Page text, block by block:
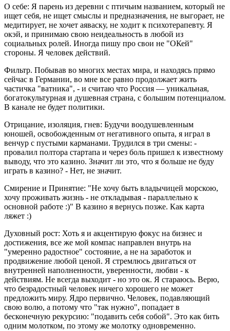
О себе: Я парень из деревни с птичьим названием, который не
ищет себя, не ищет смыслы и предназначения, не выгорает, не
медитирует, не хочет аяваску, не ходит к психотерапевту. Я
окэй, и принимаю свою неидеальность в любой из
социальных ролей. Иногда пишу про свои не "ОКей"
стороны. Я человек действий.
Фильтр. Побывав во многих местах мира, и находясь прямо
сейчас в Германии, во мне все равно продолжает жить
частичка "ватника", - и считаю что Россия — уникальная,
богатокультурная и душевная страна, с большим потенциалом.
В канале не будет политики.
Отрицание, изоляция, гнев: Будучи воодушевленным
юношей, освобожденным от негативного опыта, я играл в
венчур с пустыми карманами. Трудился в три смены: -
провалил полтора стартапа и через боль пришел к известному
выводу, что это казино. Значит ли это, что я больше не буду
играть в казино? - Нет, не значит.
Смирение и Принятие: "Не хочу быть владычицей морскою,
хочу проживать жизнь - не откладывая - параллельно к
основной работе :)" В казино я вернусь позже. Как карта
ляжет :)
Духовный рост: Хоть я и акцентирую фокус на бизнес и
достижения, все же мой компас направлен внутрь на
"умеренно радостное" состояние, а не на заработок и
продвижение любой ценой. Я стремлюсь двигаться от
внутренней наполненности, уверенности, любви - к
действиям. Не всегда выходит - но это ок. Я стараюсь. Верю,
что безрадостный человек ничего хорошего не может
предложить миру. Ядро первично. Человек, подавляющий
свою волю, а потому что "так нужно", попадает в
бесконечную рекурсию: "подавить себя собой". Это как бить
одним молотком, по этому же молотку одновременно.